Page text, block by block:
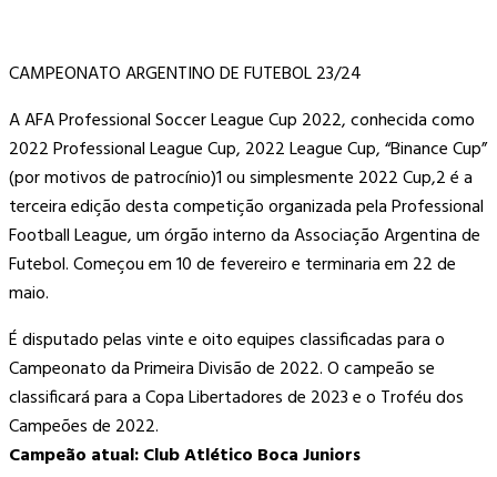
CAMPEONATO ARGENTINO DE FUTEBOL 23/24
A AFA Professional Soccer League Cup 2022, conhecida como
2022 Professional League Cup, 2022 League Cup, “Binance Cup”
(por motivos de patrocínio)1 ou simplesmente 2022 Cup,2 é a
terceira edição desta competição organizada pela Professional
Football League, um órgão interno da Associação Argentina de
Futebol. Começou em 10 de fevereiro e terminaria em 22 de
maio.
É disputado pelas vinte e oito equipes classificadas para o
Campeonato da Primeira Divisão de 2022. O campeão se
classificará para a Copa Libertadores de 2023 e o Troféu dos
Campeões de 2022.
Campeão atual: Club Atlético Boca Juniors